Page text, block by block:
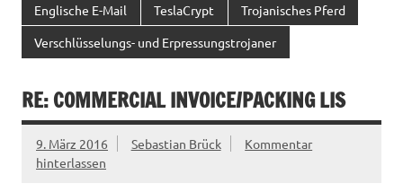
Englische E-Mail TeslaCrypt Trojanisches Pferd
Verschlüsselungs- und Erpressungstrojaner
RE: COMMERCIAL INVOICE/PACKING LIS
9. März 2016 Sebastian Brück
Kommentar
hinterlassen